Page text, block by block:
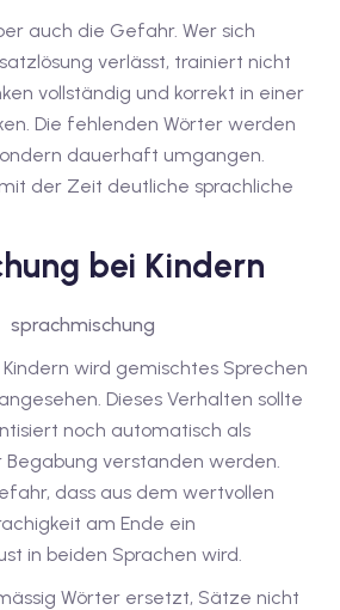
auch die Gefahr. Wer sich
verlässt, trainiert nicht
vollständig und korrekt in einer
Die fehlenden Wörter werden
dauerhaft umgangen.
der Zeit deutliche sprachliche
bei Kindern
wird gemischtes Sprechen
Dieses Verhalten sollte
noch automatisch als
verstanden werden.
dass aus dem wertvollen
am Ende ein
in beiden Sprachen wird.
Wörter ersetzt, Sätze nicht